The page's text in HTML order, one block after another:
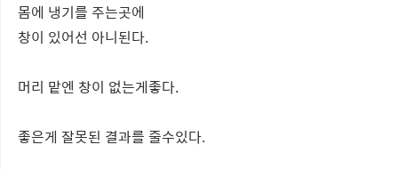
몸에 냉기를 주는곳에
창이 있어선 아니된다.
머리 맡엔 창이 없는게좋다.
좋은게 잘못된 결과를 줄수있다.